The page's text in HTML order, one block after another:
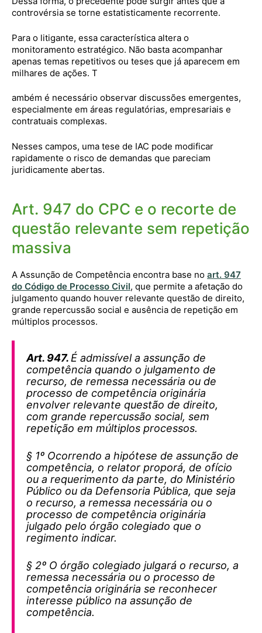
controvérsia se torne estatisticamente recorrente.
Para o litigante, essa característica altera o
monitoramento estratégico. Não basta acompanhar
apenas temas repetitivos ou teses que já aparecem em
milhares de ações. T
ambém é necessário observar discussões emergentes,
especialmente em áreas regulatórias, empresariais e
contratuais complexas.
Nesses campos, uma tese de IAC pode modificar
rapidamente o risco de demandas que pareciam
juridicamente abertas.
Art. 947 do CPC e o recorte de
questão relevante sem repetição
massiva
A Assunção de Competência encontra base no art. 947
do Código de Processo Civil, que permite a afetação do
julgamento quando houver relevante questão de direito,
grande repercussão social e ausência de repetição em
múltiplos processos.
Art. 947. É admissível a assunção de
competência quando o julgamento de
recurso, de remessa necessária ou de
processo de competência originária
envolver relevante questão de direito,
com grande repercussão social, sem
repetição em múltiplos processos.
§ 1º Ocorrendo a hipótese de assunção de
competência, o relator proporá, de ofício
ou a requerimento da parte, do Ministério
Público ou da Defensoria Pública, que seja
o recurso, a remessa necessária ou o
processo de competência originária
julgado pelo órgão colegiado que o
regimento indicar.
§ 2º O órgão colegiado julgará o recurso, a
remessa necessária ou o processo de
competência originária se reconhecer
interesse público na assunção de
competência.